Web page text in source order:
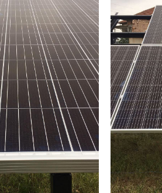
Соларни панели
Фотоволтаици